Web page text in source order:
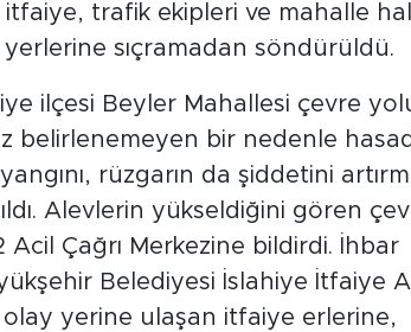
trafik ekipleri ve mahalle
sıçramadan söndürüldü.
ilçesi Beyler Mahallesi çevre
belirlenemeyen bir nedenle
rüzgarın da şiddetini
Alevlerin yükseldiğini gören
Çağrı Merkezine bildirdi. İhbar
Belediyesi İslahiye İtfaiye
olay yerine ulaşan itfaiye erlerine,